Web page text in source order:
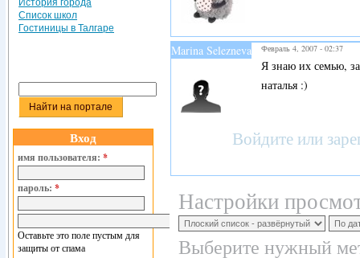
Marina Selezneva Февраль 4, 2007 - 02:37
Я знаю их семью,
наталья :)
Войдите или
Настройки
Выберите нужный
История города
Список школ
Гостиницы в Талгаре
Вход
имя пользователя: *
пароль: *
Оставьте это поле пустым для
защиты от спама